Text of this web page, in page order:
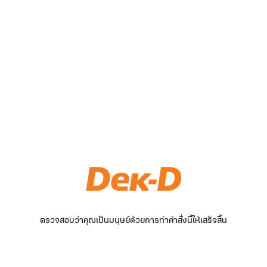
ตรวจสอบว่าคุณเป็นมนุษย์ด้วยการทำคำสั่งนี้ให้เสร็จสิ้น